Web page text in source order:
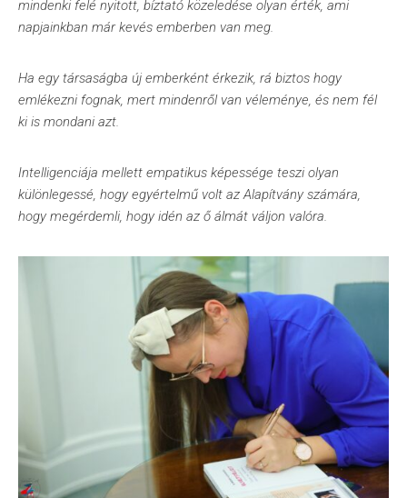
mindenki felé nyitott, bíztató közeledése olyan érték, ami
napjainkban már kevés emberben van meg.
Ha egy társaságba új emberként érkezik, rá biztos hogy
emlékezni fognak, mert mindenről van véleménye, és nem fél
ki is mondani azt.
Intelligenciája mellett empatikus képessége teszi olyan
különlegessé, hogy egyértelmű volt az Alapítvány számára,
hogy megérdemli, hogy idén az ő álmát váljon valóra.